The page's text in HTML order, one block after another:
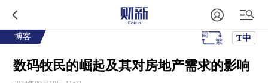
博客 T中
数码牧民的崛起及其对房地产需求的影响